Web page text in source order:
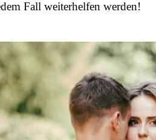
Fall weiterhelfen werden!